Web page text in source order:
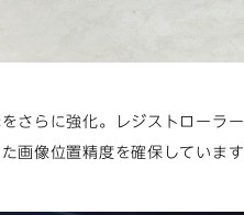
さらに強化。レジストローラ
画像位置精度を確保しています